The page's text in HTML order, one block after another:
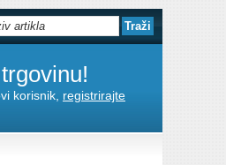
korisnik, registrirajte